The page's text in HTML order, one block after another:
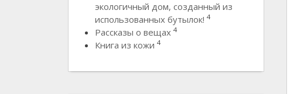
экологичный дом, созданный из
использованных бутылок! 4
Рассказы о вещах 4
Книга из кожи 4